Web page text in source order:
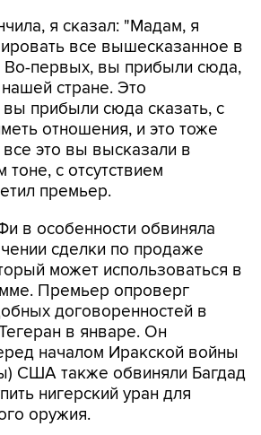
я сказал: "Мадам, я
все вышесказанное в
Во-первых, вы прибыли сюда,
стране. Это
прибыли сюда сказать, с
отношения, и это тоже
это вы высказали в
тоне, с отсутствием
премьер.
в особенности обвиняла
сделки по продаже
может использоваться в
Премьер опроверг
договоренностей в
в январе. Он
началом Иракской войны
США также обвиняли Багдад
нигерский уран для
оружия.